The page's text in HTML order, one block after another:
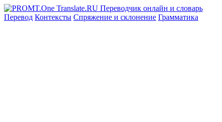
Перевод Контексты Спряжение и склонение Грамматика